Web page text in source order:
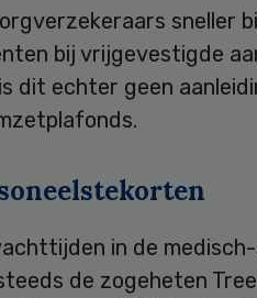
sneller
bij vrijgevestigde
dit echter geen
in de
de zogeheten